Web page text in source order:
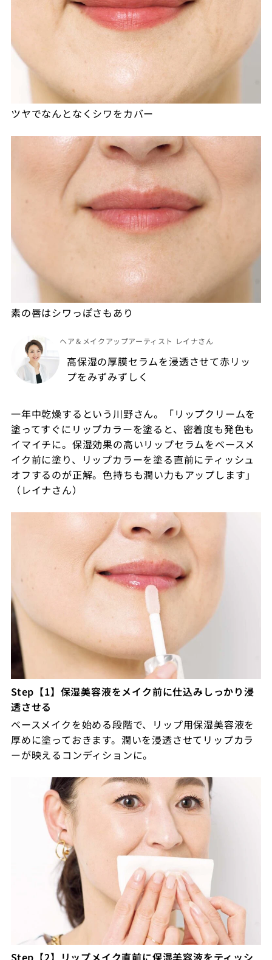
ツヤでなんとなくシワをカバー
素の唇はシワっぽさもあり
ヘア＆メイクアップアーティスト レイナさん
高保湿の厚膜セラムを浸透させて赤リッ
プをみずみずしく
一年中乾燥するという川野さん。「リップクリームを
塗ってすぐにリップカラーを塗ると、密着度も発色も
イマイチに。保湿効果の高いリップセラムをベースメ
イク前に塗り、リップカラーを塗る直前にティッシュ
オフするのが正解。色持ちも潤い力もアップします」
（レイナさん）
Step【1】保湿美容液をメイク前に仕込みしっかり浸
透させる
ベースメイクを始める段階で、リップ用保湿美容液を
厚めに塗っておきます。潤いを浸透させてリップカラ
ーが映えるコンディションに。
Step【2】リップメイク直前に保湿美容液をティッシ